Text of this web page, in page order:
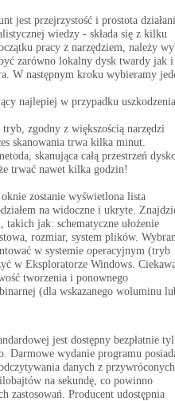
jest przejrzystość i prostota
wiedzy - składa się z kilku
pracy z narzędziem, należy
zarówno lokalny dysk twardy jak i
W następnym kroku wybieramy
najlepiej w przypadku uszkodzenia
zgodny z większością narzędzi
skanowania trwa kilka minut.
skanująca całą przestrzeń
trwać nawet kilka godzin!
zostanie wyświetlona lista
na widoczne i ukryte.
jak: schematyczne ułożenie
rozmiar, system plików.
w systemie operacyjnym (tryb
w Eksploratorze Windows.
tworzenia i ponownego
(dla wskazanego woluminu
jest dostępny bezpłatnie
Darmowe wydanie programu
danych z przywróconych
na sekundę, co powinno
zastosowań. Producent udostępnia